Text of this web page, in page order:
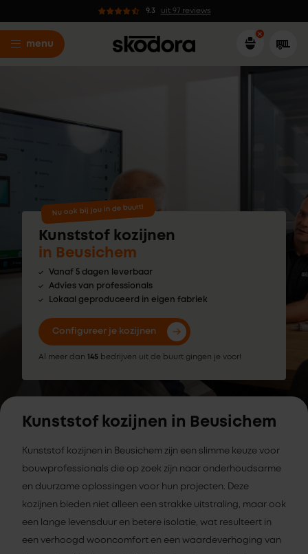
9.3 uit 97 reviews
menu
Nu ook bij jou in de buurt!
Kunststof kozijnen
in Beusichem
Vanaf 5 dagen leverbaar
Advies van professionals
Lokaal geproduceerd in eigen fabriek
Configureer je kozijnen
Al meer dan 145 bedrijven uit de buurt gingen je voor!
Kunststof kozijnen in Beusichem
Kunststof kozijnen in Beusichem zijn een slimme keuze voor
bouwprofessionals die op zoek zijn naar onderhoudsarme
en duurzame oplossingen voor hun projecten. Deze
kozijnen bieden niet alleen een strakke uitstraling, maar ook
een lange levensduur en betere isolatie, wat resulteert in
een verhoogd wooncomfort en een waardeverhoging van